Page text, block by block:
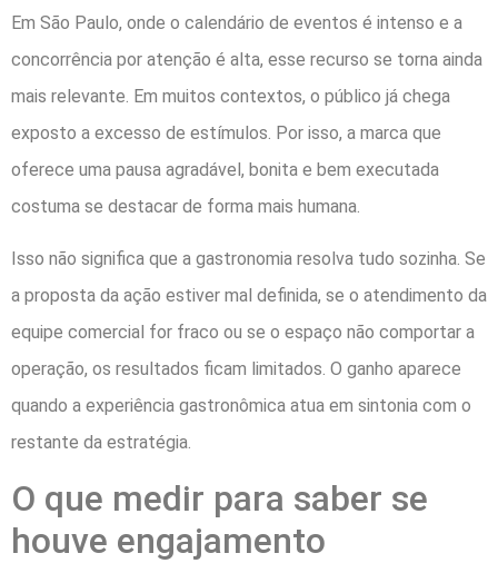
Em São Paulo, onde o calendário de eventos é intenso e a
concorrência por atenção é alta, esse recurso se torna ainda
mais relevante. Em muitos contextos, o público já chega
exposto a excesso de estímulos. Por isso, a marca que
oferece uma pausa agradável, bonita e bem executada
costuma se destacar de forma mais humana.
Isso não significa que a gastronomia resolva tudo sozinha. Se
a proposta da ação estiver mal definida, se o atendimento da
equipe comercial for fraco ou se o espaço não comportar a
operação, os resultados ficam limitados. O ganho aparece
quando a experiência gastronômica atua em sintonia com o
restante da estratégia.
O que medir para saber se
houve engajamento